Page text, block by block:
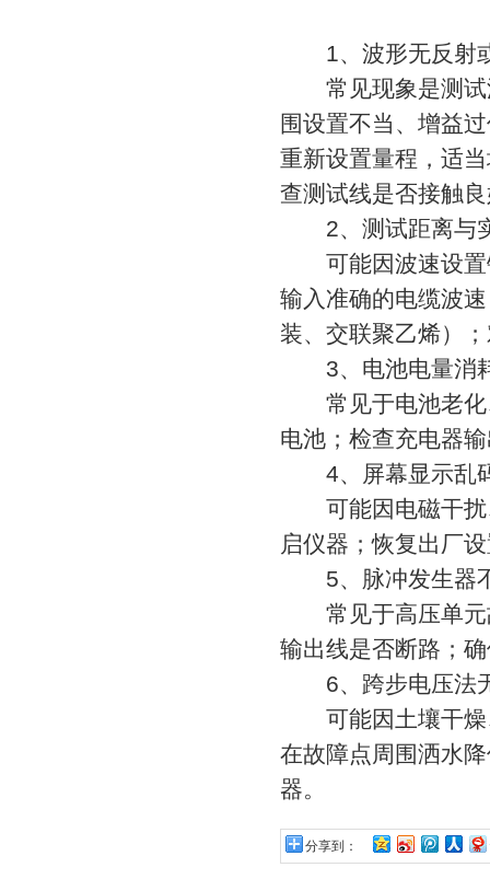
1、波形无反射
常见现象是测试
围设置不当、增益
重新设置量程，适
查测试线是否接触
2、测试距离与
可能因波速设置
输入准确的电缆波
装、交联聚乙烯）
3、电池电量消
常见于电池老化
电池；检查充电器
4、屏幕显示乱
可能因电磁干扰
启仪器；恢复出厂
5、脉冲发生器
常见于高压单元
输出线是否断路；
6、跨步电压法
可能因土壤干燥
在故障点周围洒水
器。
分享到：